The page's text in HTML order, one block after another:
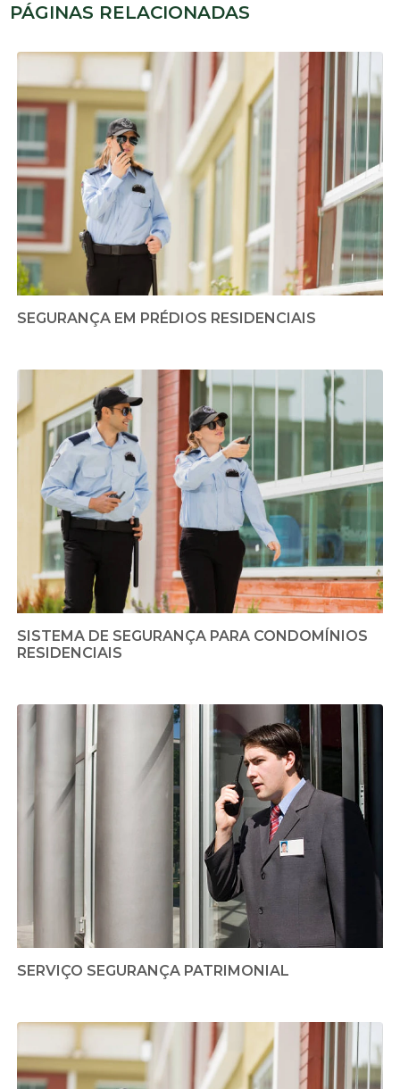
PÁGINAS RELACIONADAS
SEGURANÇA EM PRÉDIOS RESIDENCIAIS
SISTEMA DE SEGURANÇA PARA CONDOMÍNIOS
RESIDENCIAIS
SERVIÇO SEGURANÇA PATRIMONIAL